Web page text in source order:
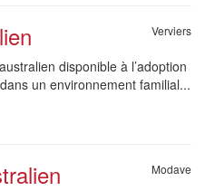
Verviers
disponible à l’adoption
un environnement familial...
Modave